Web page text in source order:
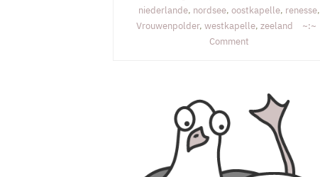
niederlande, nordsee, oostkapelle, renesse,
Vrouwenpolder,westkapelle,zeeland
Commenton